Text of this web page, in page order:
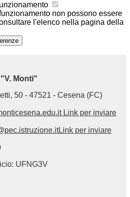
non possono essere
l'elenco nella pagina della
Monti"
50 - 47521 - Cesena (FC)
Link per inviare
Link per inviare
UFNG3V